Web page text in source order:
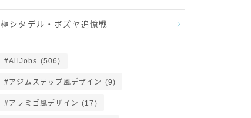
極シタデル・ボズヤ追憶戦
AllJobs (506)
アジムステップ風デザイン (9)
アラミゴ風デザイン (17)